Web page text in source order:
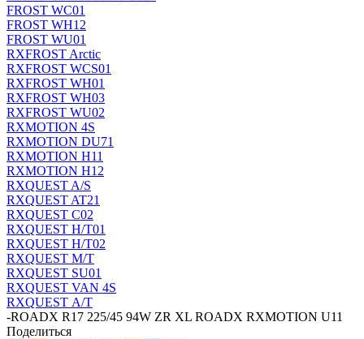
FROST WC01
FROST WH12
FROST WU01
RXFROST Arctic
RXFROST WCS01
RXFROST WH01
RXFROST WH03
RXFROST WU02
RXMOTION 4S
RXMOTION DU71
RXMOTION H11
RXMOTION H12
RXQUEST A/S
RXQUEST AT21
RXQUEST C02
RXQUEST H/T01
RXQUEST H/T02
RXQUEST M/T
RXQUEST SU01
RXQUEST VAN 4S
RXQUEST А/Т
-ROADX R17 225/45 94W ZR XL ROADX RXMOTION U11
Поделиться